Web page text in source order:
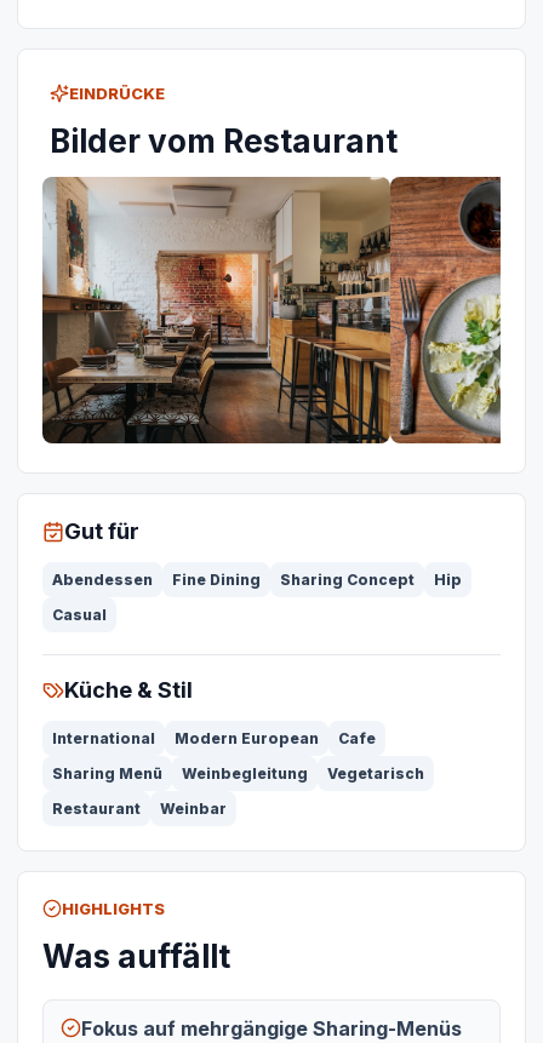
EINDRÜCKE
Bilder vom Restaurant
Gut für
Abendessen Fine Dining Sharing Concept
Hip
Casual
Küche & Stil
International Modern European
Cafe
Sharing Menü
Weinbegleitung
Vegetarisch
Restaurant
Weinbar
HIGHLIGHTS
Was auffällt
Fokus auf mehrgängige Sharing-Menüs